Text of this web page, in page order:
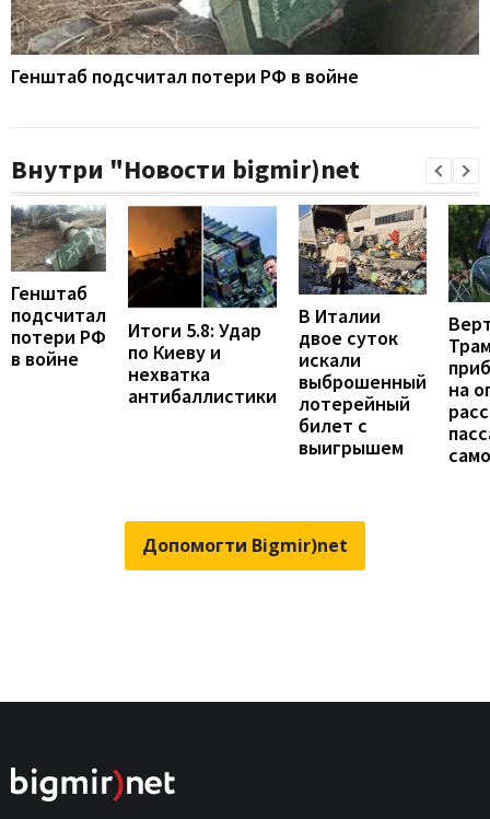
Генштаб подсчитал потери РФ в войне
Внутри "Новости bigmir)net
Генштаб
подсчитал
потери РФ
в войне
Итоги 5.8: Удар
по Киеву и
нехватка
антибаллистики
В Италии
двое суток
искали
выброшенный
лотерейный
билет с
выигрышем
на
Допомогти Bigmir)net